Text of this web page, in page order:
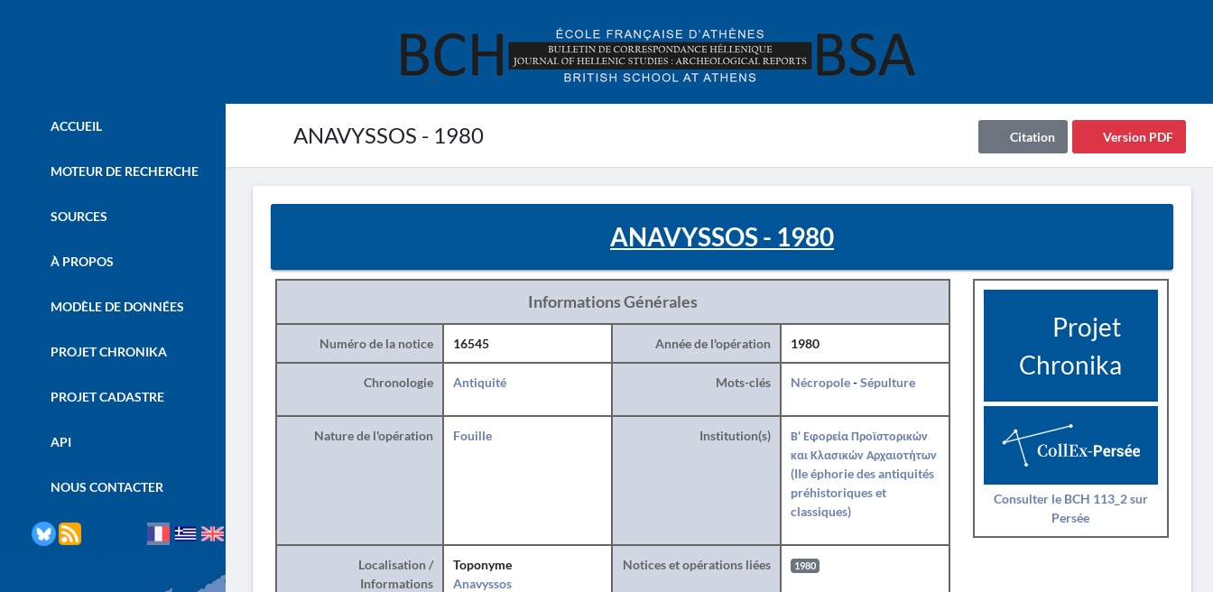
ANAVYSSOS - 1980 Version PDF
Citation
ACCUEIL
MOTEUR DE RECHERCHE
SOURCES
À PROPOS
MODÈLE DE DONNÉES
PROJET CHRONIKA
PROJET CADASTRE
API
NOUS CONTACTER
ANAVYSSOS - 1980
Informations Générales
Numéro de la notice 16545 Année de l'opération 1980
Chronologie Antiquité Mots-clés Nécropole-Sépulture
Nature de l'opération Fouille Institution(s)
Β' Εφορεία Προϊστορικών
και Κλασικών Αρχαιοτήτων
(IIe éphorie des antiquités
préhistoriques et
classiques)
Localisation /
Informations
Toponyme
Anavyssos
Notices et opérations liées 1980
Projet
Chronika
Consulter le BCH 113_2 sur
Persée